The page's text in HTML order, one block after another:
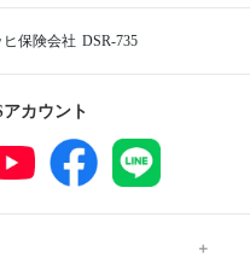
保険会社 DSR-735
カウント